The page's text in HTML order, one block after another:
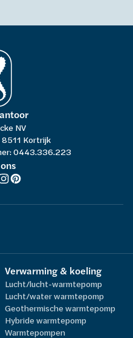
NV
8511 Kortrijk
0443.336.223
Verwarming & koeling
Lucht/lucht-warmtepomp
Lucht/water warmtepomp
Geothermische warmtepomp
Hybride warmtepomp
Warmtepompen